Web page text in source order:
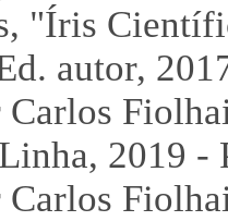
"Íris
autor,
2019 -